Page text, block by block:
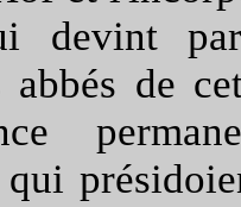
devint
abbés de
qui